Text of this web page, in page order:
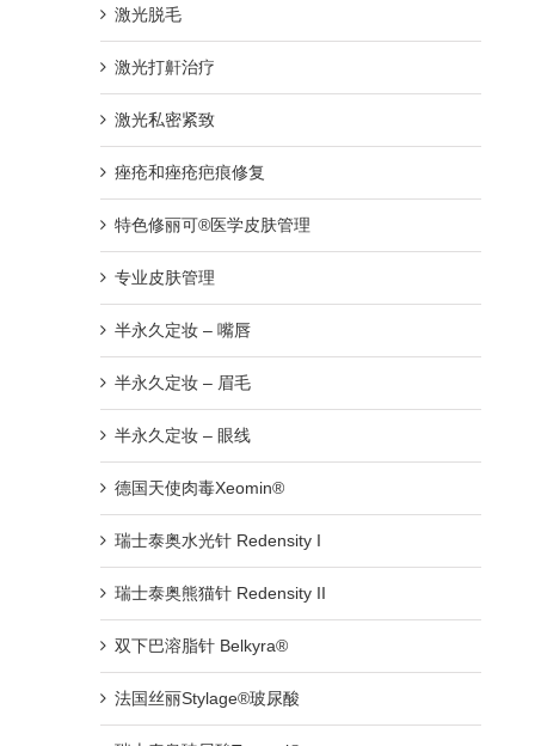
激光脱毛
激光打鼾治疗
激光私密紧致
痤疮和痤疮疤痕修复
特色修丽可®医学皮肤管理
专业皮肤管理
半永久定妆 – 嘴唇
半永久定妆 – 眉毛
半永久定妆 – 眼线
德国天使肉毒Xeomin®
瑞士泰奥水光针 Redensity I
瑞士泰奥熊猫针 Redensity II
双下巴溶脂针 Belkyra®
法国丝丽Stylage®玻尿酸